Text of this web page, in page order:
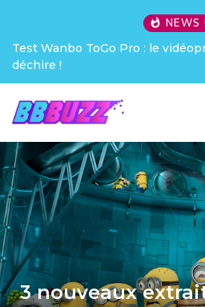
NEWS !
nomade qui
Creative
3 nouveaux